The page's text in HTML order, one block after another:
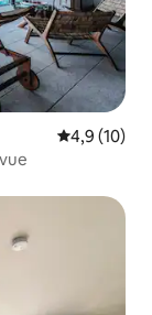
Évaluation
4,9 (10)